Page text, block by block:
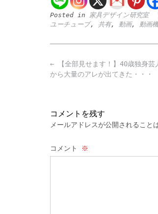
Posted in 家具デザイン研究室
ユーチューブ, 共有, 動画, 動画
Post
navigation
← 【全部見せます！】40歳独身
から大量のアレが出てきた・・・
コメントを残す
メールアドレスが公開されること
コメント ※